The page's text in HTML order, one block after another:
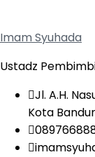
Imam Syuhada
Ustadz
Jl. A.H.
Kota